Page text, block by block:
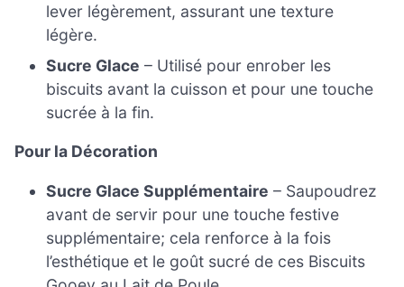
lever légèrement, assurant une texture
légère.
Sucre Glace – Utilisé pour enrober les
biscuits avant la cuisson et pour une touche
sucrée à la fin.
Pour la Décoration
Sucre Glace Supplémentaire – Saupoudrez
avant de servir pour une touche festive
supplémentaire; cela renforce à la fois
l’esthétique et le goût sucré de ces Biscuits